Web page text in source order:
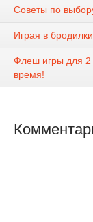
Советы по
Играя в
Флеш игры для 2
время!